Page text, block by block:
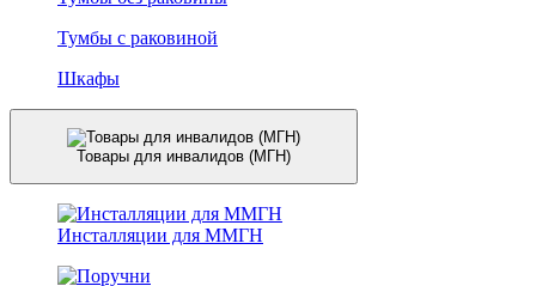
Тумбы с раковиной
Шкафы
Товары для инвалидов (МГН)
Инсталляции для ММГН